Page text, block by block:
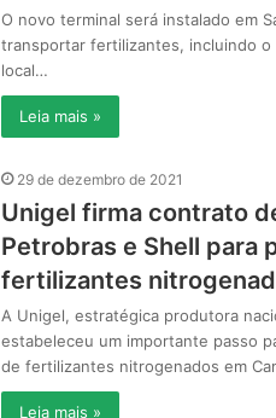
O novo terminal será instalado em
transportar fertilizantes, incluindo
local…
Leia mais »
29 de dezembro de 2021
Unigel firma contrato
Petrobras e Shell para
fertilizantes
A Unigel, estratégica produtora
estabeleceu um importante passo
de fertilizantes nitrogenados em
Leia mais »